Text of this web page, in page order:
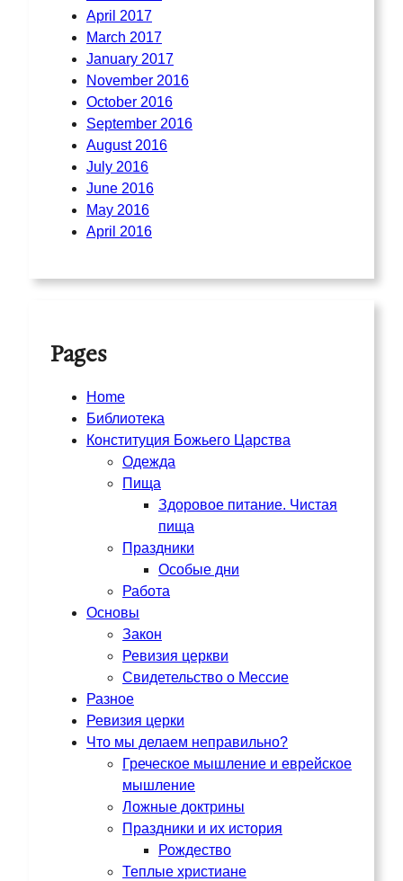
April 2017
March 2017
January 2017
November 2016
October 2016
September 2016
August 2016
July 2016
June 2016
May 2016
April 2016
Pages
Home
Библиотека
Конституция Божьего Царства
Одежда
Пища
Здоровое питание. Чистая
пища
Праздники
Особые дни
Работа
Основы
Закон
Ревизия церкви
Свидетельство о Мессие
Разное
Ревизия церки
Что мы делаем неправильно?
Греческое мышление и еврейское
мышление
Ложные доктрины
Праздники и их история
Рождество
Теплые христиане